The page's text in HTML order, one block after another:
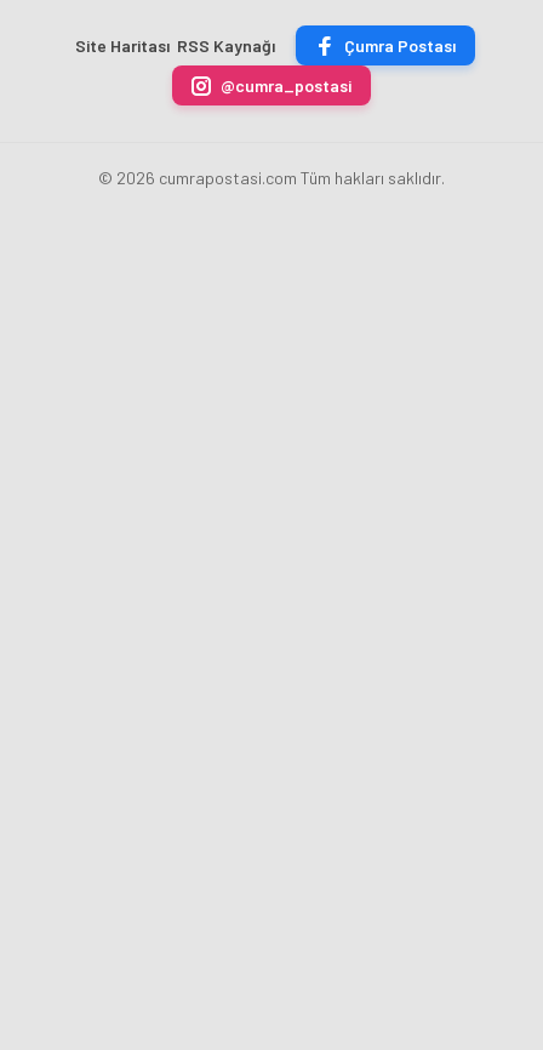
Başarısı
Site Haritası RSS Kaynağı
Çumra Postası
@cumra_postasi
© 2026 cumrapostasi.com Tüm hakları saklıdır.